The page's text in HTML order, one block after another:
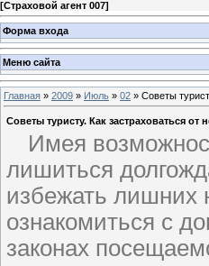
[Страховой агент 007]
Форма входа
Меню сайта
Главная » 2009 » Июль » 02 » Советы
Советы туристу. Как застраховаться от
Имея
лишиться
избежать лишних
ознакомиться с
законах